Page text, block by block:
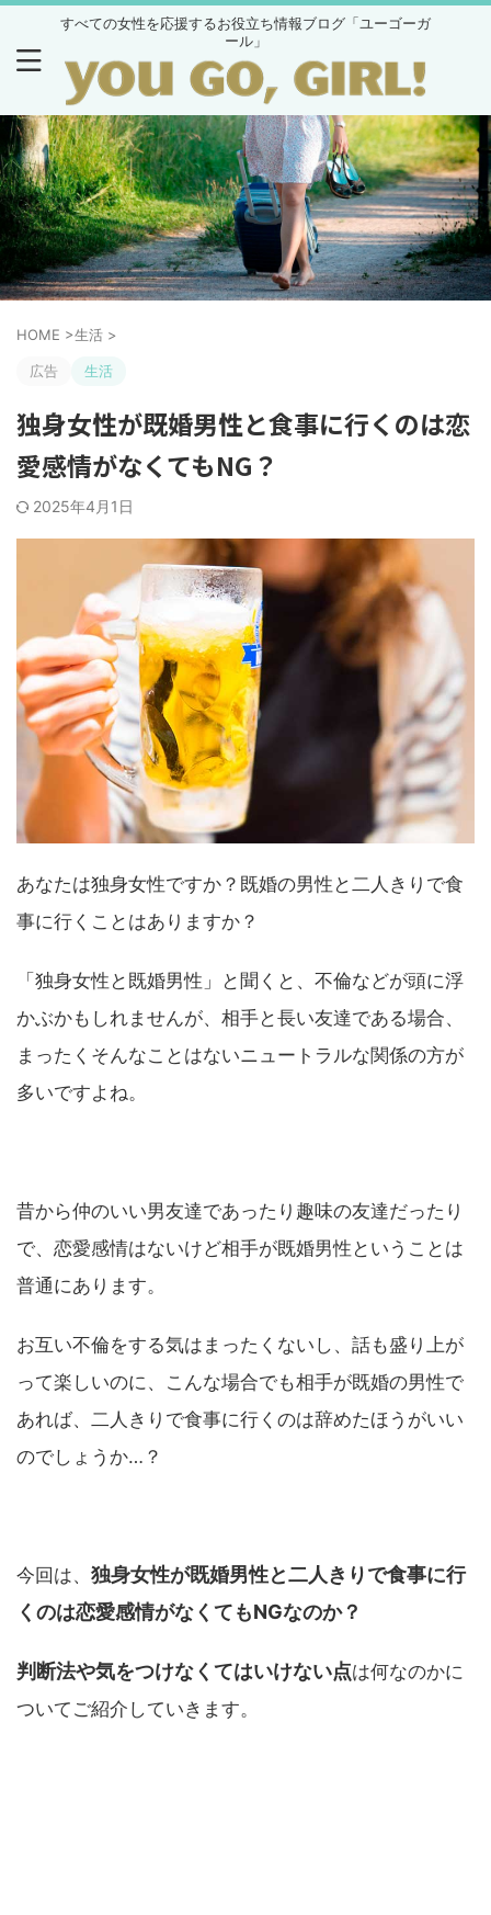
すべての女性を応援するお役立ち情報ブログ「ユーゴーガ
ール」
HOME >生活 >
広告 生活
独身女性が既婚男性と食事に行くのは恋
愛感情がなくてもNG？
2025年4月1日
あなたは独身女性ですか？既婚の男性と二人きりで食
事に行くことはありますか？
「独身女性と既婚男性」と聞くと、不倫などが頭に浮
かぶかもしれませんが、相手と長い友達である場合、
まったくそんなことはないニュートラルな関係の方が
多いですよね。
昔から仲のいい男友達であったり趣味の友達だったり
で、恋愛感情はないけど相手が既婚男性ということは
普通にあります。
お互い不倫をする気はまったくないし、話も盛り上が
って楽しいのに、こんな場合でも相手が既婚の男性で
あれば、二人きりで食事に行くのは辞めたほうがいい
のでしょうか…？
今回は、 独身女性が既婚男性と二人きりで食事に行
くのは恋愛感情がなくてもNGなのか？
判断法や気をつけなくてはいけない点は何なのかに
ついてご紹介していきます。